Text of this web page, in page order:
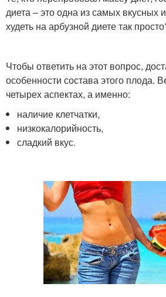
диета – это одна из самых вкусных
худеть на арбузной диете так
Чтобы ответить на этот вопрос,
особенности состава этого плода.
четырех аспектах, а именно:
наличие клетчатки,
низкокалорийность,
сладкий вкус.